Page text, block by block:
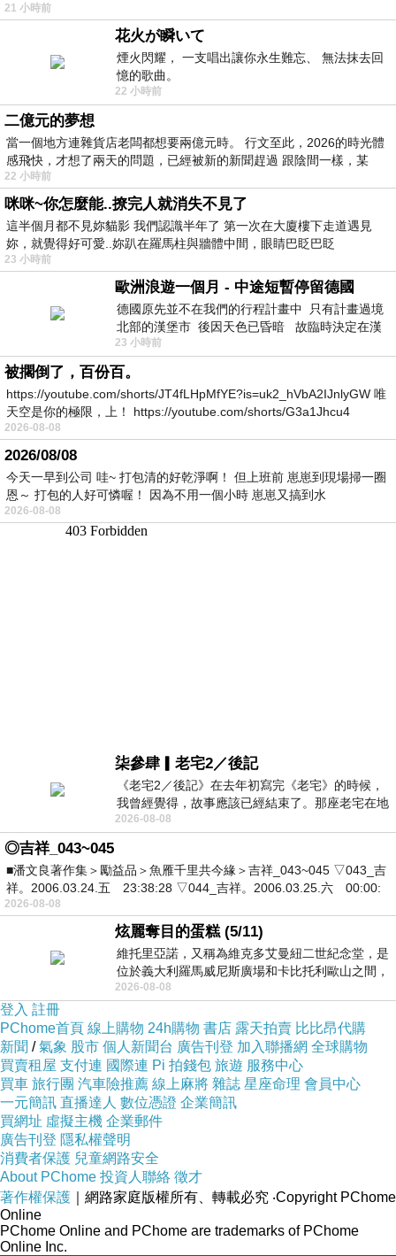
21 小時前
花火が瞬いて
煙火閃耀， 一支唱出讓你永生難忘、 無法抹去回
憶的歌曲。
22 小時前
二億元的夢想
當一個地方連雜貨店老闆都想要兩億元時。 行文至此，2026的時光體
感飛快，才想了兩天的問題，已經被新的新聞趕過 跟陰間一樣，某
22 小時前
咪咪~你怎麼能..撩完人就消失不見了
這半個月都不見妳貓影 我們認識半年了 第一次在大廈樓下走道遇見
妳，就覺得好可愛..妳趴在羅馬柱與牆體中間，眼睛巴眨巴眨
23 小時前
歐洲浪遊一個月 - 中途短暫停留德國
德國原先並不在我們的行程計畫中 只有計畫過境
北部的漢堡市 後因天色已昏暗 故臨時決定在漢
堡市吃晚餐和過夜
23 小時前
被擱倒了，百份百。
https://youtube.com/shorts/JT4fLHpMfYE?is=uk2_hVbA2IJnlyGW 唯
天空是你的極限，上！ https://youtube.com/shorts/G3a1Jhcu4
2026-08-08
2026/08/08
今天一早到公司 哇~ 打包清的好乾淨啊！ 但上班前 崽崽到現場掃一圈
恩～ 打包的人好可憐喔！ 因為不用一個小時 崽崽又搞到水
2026-08-08
柒參肆▎老宅2／後記
《老宅2／後記》在去年初寫完《老宅》的時候，
我曾經覺得，故事應該已經結束了。那座老宅在地
震中倒塌，七個人終於離開那片黑暗，
2026-08-08
◎吉祥_043~045
■潘文良著作集＞勵益品＞魚雁千里共今緣＞吉祥_043~045 ▽043_吉
祥。2006.03.24.五 23:38:28 ▽044_吉祥。2006.03.25.六 00:00:
2026-08-08
炫麗奪目的蛋糕 (5/11)
維托里亞諾，又稱為維克多艾曼紐二世紀念堂，是
位於義大利羅馬威尼斯廣場和卡比托利歐山之間，
用以紀念統一義大利統一後的的第一位國
2026-08-08
登入 註冊
PChome首頁 線上購物 24h購物 書店 露天拍賣 比比昂代購
新聞 /氣象 股市 個人新聞台 廣告刊登 加入聯播網 全球購物
買賣租屋 支付連 國際連 Pi 拍錢包 旅遊 服務中心
買車 旅行團 汽車險推薦 線上麻將 雜誌 星座命理 會員中心
一元簡訊 直播達人 數位憑證 企業簡訊
買網址 虛擬主機 企業郵件
廣告刊登 隱私權聲明
消費者保護 兒童網路安全
About PChome 投資人聯絡 徵才
著作權保護 ｜網路家庭版權所有、轉載必究 ‧Copyright PChome
Online
PChome Online and PChome are trademarks of PChome
Online Inc.